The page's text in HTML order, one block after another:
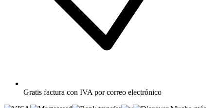
Gratis factura con IVA por correo electrónico